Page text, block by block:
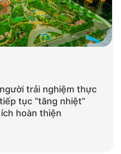
trải nghiệm thực
tục “tăng nhiệt”
hoàn thiện